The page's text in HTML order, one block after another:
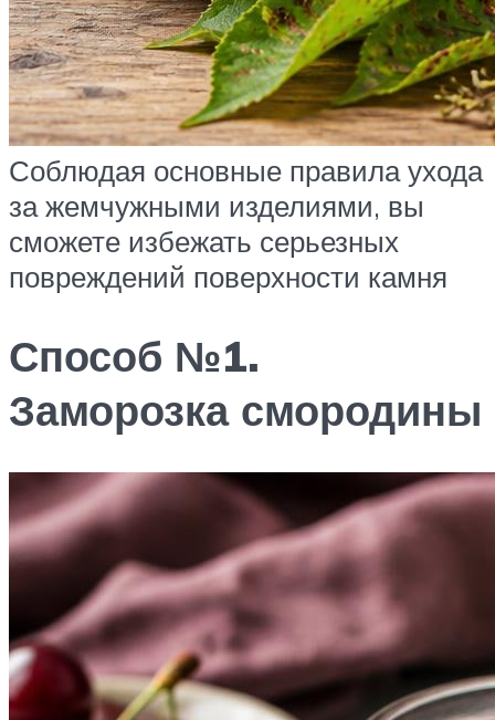
Соблюдая основные правила ухода
за жемчужными изделиями, вы
сможете избежать серьезных
повреждений поверхности камня
Способ №1.
Заморозка смородины